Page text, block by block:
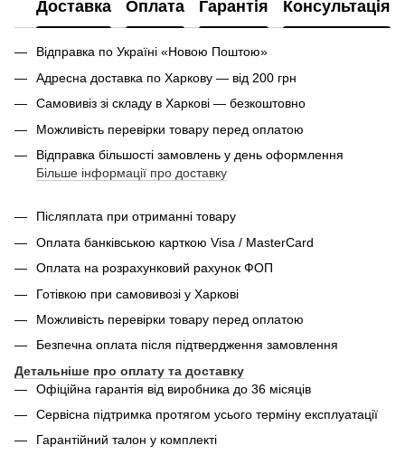
Доставка Оплата Гарантія Консультація
Відправка по Україні «Новою Поштою»
Адресна доставка по Харкову — від 200 грн
Самовивіз зі складу в Харкові — безкоштовно
Можливість перевірки товару перед оплатою
Відправка більшості замовлень у день оформлення
Більше інформації про доставку
Післяплата при отриманні товару
Оплата банківською карткою Visa / MasterCard
Оплата на розрахунковий рахунок ФОП
Готівкою при самовивозі у Харкові
Можливість перевірки товару перед оплатою
Безпечна оплата після підтвердження замовлення
Детальніше про оплату та доставку
Офіційна гарантія від виробника до 36 місяців
Сервісна підтримка протягом усього терміну експлуатації
Гарантійний талон у комплекті